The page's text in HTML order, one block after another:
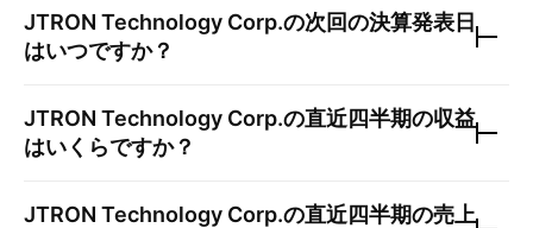
JTRON Technology Corp.の次回の決算発表日
はいつですか？
JTRON Technology Corp.の直近四半期の収益
はいくらですか？
JTRON Technology Corp.の直近四半期の売上